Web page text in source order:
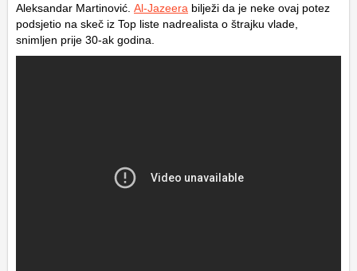
Aleksandar Martinović. Al-Jazeera bilježi da je neke ovaj potez
podsjetio na skeč iz Top liste nadrealista o štrajku vlade,
snimljen prije 30-ak godina.